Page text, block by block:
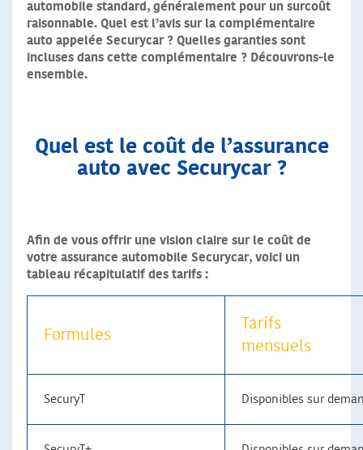
automobile standard, généralement pour un surcoût
raisonnable. Quel est l’avis sur la complémentaire
auto appelée Securycar ? Quelles garanties sont
incluses dans cette complémentaire ? Découvrons-le
ensemble.
Quel est le coût de l’assurance
auto avec Securycar ?
Afin de vous offrir une vision claire sur le coût de
votre assurance automobile Securycar, voici un
tableau récapitulatif des tarifs :
Formules
Tarifs
mensuels
SecuryT Disponibles sur